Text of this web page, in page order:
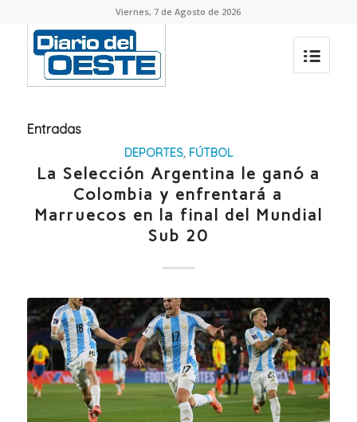
Viernes, 7 de Agosto de 2026
Entradas
DEPORTES, FÚTBOL
La Selección Argentina le ganó a
Colombia y enfrentará a
Marruecos en la final del Mundial
Sub 20